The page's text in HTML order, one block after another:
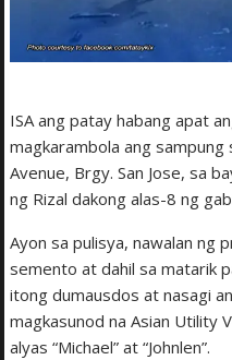
ISA ang patay habang apat
magkarambola ang sampung
Avenue, Brgy. San Jose, sa
ng Rizal dakong alas-8 ng
Ayon sa pulisya, nawalan ng
semento at dahil sa matarik
itong dumausdos at nasagi
magkasunod na Asian Utility
alyas “Michael” at “Johnlen”.